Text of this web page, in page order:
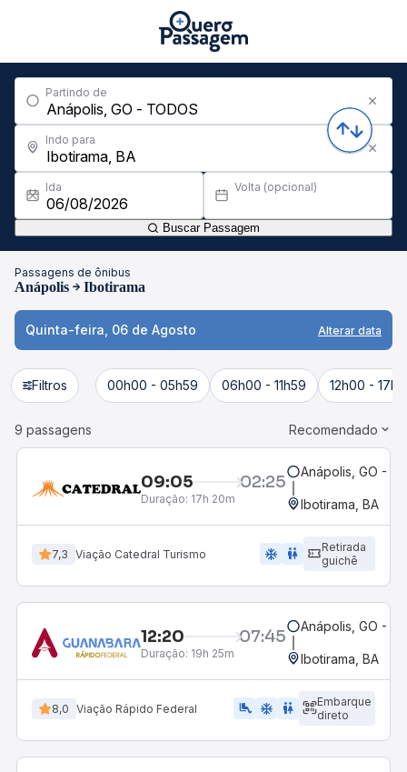
Partindo de
Indo para
Ida Volta (opcional)
Buscar Passagem
Passagens de ônibus
Anápolis Ibotirama
Quinta-feira, 06 de Agosto Alterar data
Filtros 00h00 - 05h59 06h00 - 11h59 12h00 -
9 passagens Recomendado
09:05 02:25
Duração: 17h 20m
Anápolis, GO -
Ibotirama, BA
7,3 Viação Catedral Turismo ac_unit wc
Retirada
guichê
12:20 07:45
Duração: 19h 25m
Anápolis, GO -
Ibotirama, BA
8,0 Viação Rápido Federal airline_seat_legroom_extra ac_unit wc
Embarque
direto